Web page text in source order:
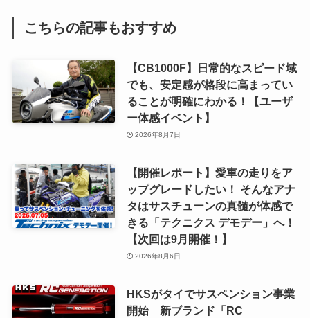
こちらの記事もおすすめ
【CB1000F】日常的なスピード域
でも、安定感が格段に高まってい
ることが明確にわかる！【ユーザ
ー体感イベント】
2026年8月7日
【開催レポート】愛車の走りをア
ップグレードしたい！ そんなアナ
タはサスチューンの真髄が体感で
きる「テクニクス デモデー」へ！
【次回は9月開催！】
2026年8月6日
HKSがタイでサスペンション事業
開始 新ブランド「RC